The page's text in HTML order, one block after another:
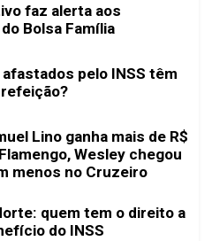
faz alerta aos
Bolsa Família
pelo INSS têm
Lino ganha mais de R$
Wesley chegou
menos no Cruzeiro
quem tem o direito a
do INSS